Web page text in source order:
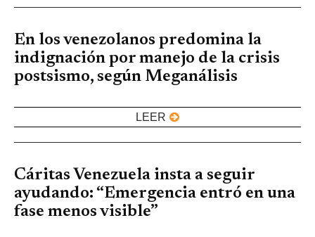
En los venezolanos predomina la
indignación por manejo de la crisis
postsismo, según Meganálisis
LEER
Cáritas Venezuela insta a seguir
ayudando: “Emergencia entró en una
fase menos visible”